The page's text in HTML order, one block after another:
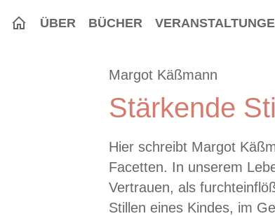
ÜBER BÜCHER
Margot Käßmann
Stärkende
Hier schreibt Margot
Facetten. In unserem
Vertrauen, als
Stillen eines Kindes, im